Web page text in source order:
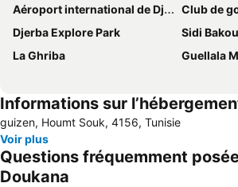
Aéroport international de Djerba-Zarzis
Club de
Djerba Explore Park
Sidi
La Ghriba
Guellala
Informations sur
guizen, Houmt Souk, 4156, Tunisie
Voir plus
Questions fréquemment
Doukana